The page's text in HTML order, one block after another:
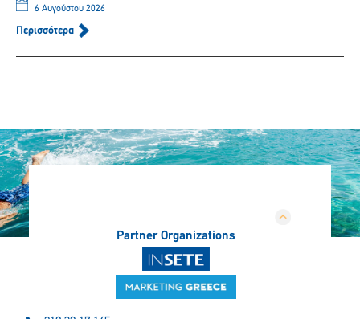
6 Αυγούστου 2026
Περισσότερα
Partner Organizations